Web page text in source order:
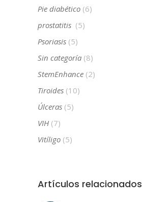
Pie diabético (6)
prostatitis (5)
Psoriasis (5)
Sin categoría (8)
StemEnhance (2)
Tiroides (10)
Úlceras (5)
VIH (7)
Vitíligo (5)
Artículos relacionados